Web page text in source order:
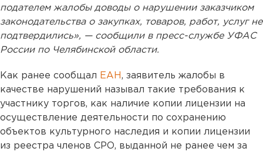
подателем жалобы доводы о нарушении заказчиком
законодательства о закупках, товаров, работ, услуг не
подтвердились», — сообщили в пресс-службе УФАС
России по Челябинской области.
Как ранее сообщал ЕАН , заявитель жалобы в
качестве нарушений называл такие требования к
участнику торгов, как наличие копии лицензии на
осуществление деятельности по сохранению
объектов культурного наследия и копии лицензии
из реестра членов СРО, выданной не ранее чем за